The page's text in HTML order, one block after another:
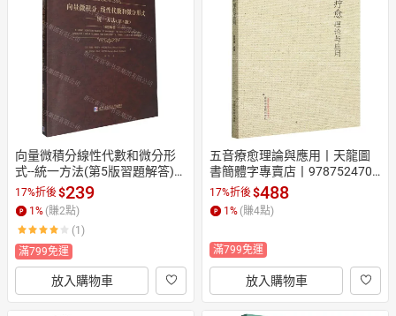
向量微積分線性代數和微分形
式--統一方法(第5版習題解答)丨
天龍圖書簡體字專賣店丨97875
76712230 (tl2608)
17%折後$239
1% (賺2點)
(1)
滿799免運
放入購物車
五音療愈理論與應用丨天龍圖
書簡體字專賣店丨9787524700
944 (tl2608)
17%折後$488
1% (賺4點)
滿799免運
放入購物車